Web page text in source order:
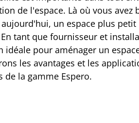
de l'espace. Là où vous
un espace plus
tant que fournisseur et
idéale pour aménager un
les avantages et les
de la gamme Espero.